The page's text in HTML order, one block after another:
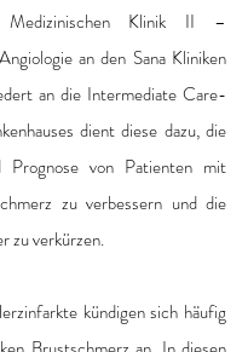
Klinik II –
an den Sana Kliniken
an die Intermediate Care-
dient diese dazu, die
Prognose von Patienten mit
zu verbessern und die
zu verkürzen.
kündigen sich häufig